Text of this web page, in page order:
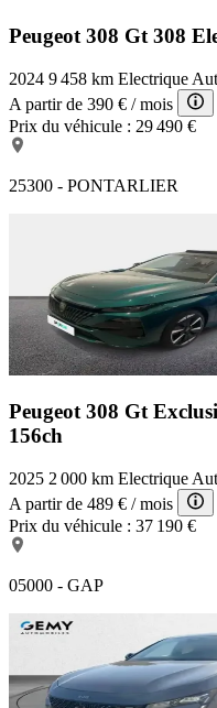
Peugeot 308 Gt 308
2024 9 458 km Electrique
A partir de 390 € / mois
Prix du véhicule : 29 490 €
25300 - PONTARLIER
Peugeot 308 Gt
156ch
2025 2 000 km Electrique
A partir de 489 € / mois
Prix du véhicule : 37 190 €
05000 - GAP